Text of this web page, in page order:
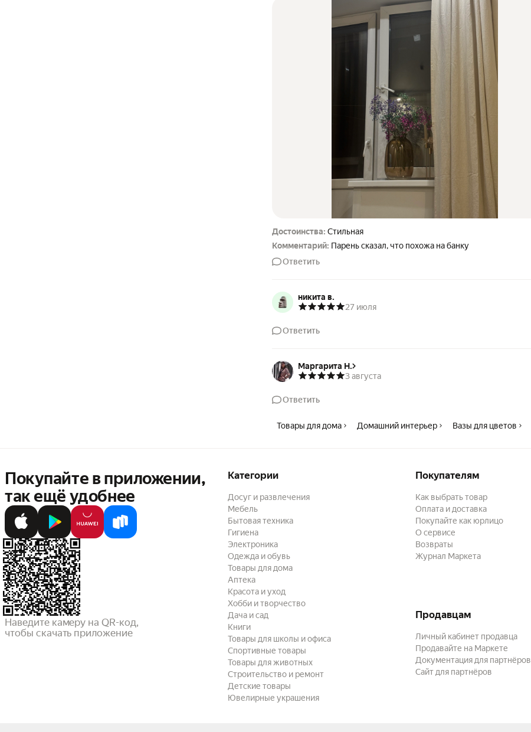
Достоинства: Стильная
Комментарий: Парень сказал, что похожа на банку
Ответить
никита в.
27 июля
Ответить
Маргарита Н.
3 августа
Ответить
Товары для дома Домашний интерьер Вазы для цветов
Покупайте в приложении,
так ещё удобнее
Наведите камеру на QR-код,
чтобы скачать приложение
Категории
Досуг и развлечения
Мебель
Бытовая техника
Гигиена
Электроника
Одежда и обувь
Товары для дома
Аптека
Красота и уход
Хобби и творчество
Дача и сад
Книги
Товары для школы и офиса
Спортивные товары
Товары для животных
Строительство и ремонт
Детские товары
Ювелирные украшения
Покупателям
Как выбрать товар
Оплата и доставка
Покупайте как юрлицо
О сервисе
Возвраты
Журнал Маркета
Продавцам
Личный кабинет продавца
Продавайте на Маркете
Документация для партнёров
Сайт для партнёров